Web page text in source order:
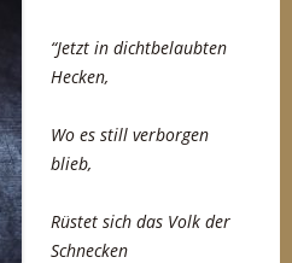
“Jetzt in dichtbelaubten
Hecken,
Wo es still verborgen
blieb,
Rüstet sich das Volk der
Schnecken